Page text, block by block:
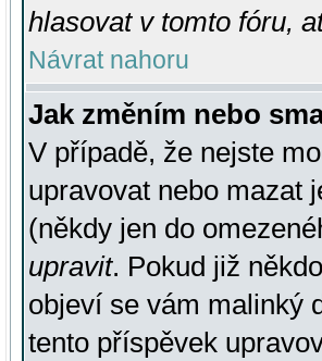
hlasovat v tomto fóru,
Návrat nahoru
Jak změním nebo
V případě, že nejste
upravovat nebo mazat
(někdy jen do
upravit. Pokud již
objeví se vám malinký
tento příspěvek